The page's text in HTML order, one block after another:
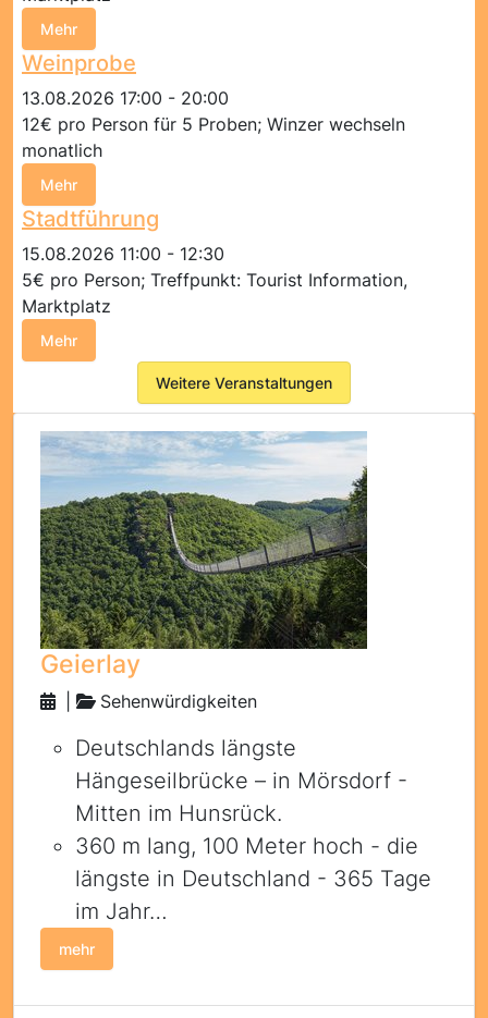
Mehr
Weinprobe
13.08.2026 17:00 - 20:00
12€ pro Person für 5 Proben; Winzer wechseln
monatlich
Mehr
Stadtführung
15.08.2026 11:00 - 12:30
5€ pro Person; Treffpunkt: Tourist Information,
Marktplatz
Mehr
Weitere Veranstaltungen
Geierlay
Sehenwürdigkeiten
Deutschlands längste
Hängeseilbrücke – in Mörsdorf -
Mitten im Hunsrück.
360 m lang, 100 Meter hoch - die
längste in Deutschland - 365 Tage
im Jahr…
mehr